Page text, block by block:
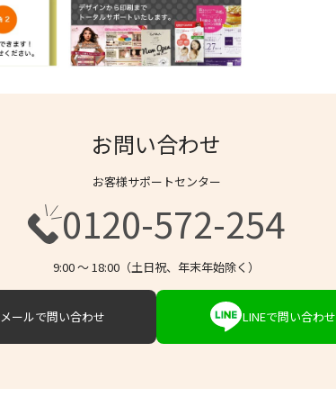
お問い合わせ
お客様サポートセンター
0120-572-254
9:00 〜 18:00（土日祝、年末年始除く）
メールで問い合わせ LINEで問い合わせ